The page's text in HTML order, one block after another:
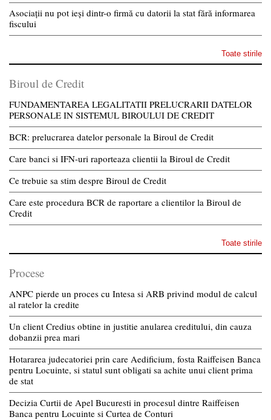
Asociații nu pot ieși dintr-o firmă cu datorii la stat fără informarea
fiscului
Toate stirile
Biroul de Credit
FUNDAMENTAREA LEGALITATII PRELUCRARII DATELOR
PERSONALE IN SISTEMUL BIROULUI DE CREDIT
BCR: prelucrarea datelor personale la Biroul de Credit
Care banci si IFN-uri raporteaza clientii la Biroul de Credit
Ce trebuie sa stim despre Biroul de Credit
Care este procedura BCR de raportare a clientilor la Biroul de
Credit
Toate stirile
Procese
ANPC pierde un proces cu Intesa si ARB privind modul de calcul
al ratelor la credite
Un client Credius obtine in justitie anularea creditului, din cauza
dobanzii prea mari
Hotararea judecatoriei prin care Aedificium, fosta Raiffeisen Banca
pentru Locuinte, si statul sunt obligati sa achite unui client prima
de stat
Decizia Curtii de Apel Bucuresti in procesul dintre Raiffeisen
Banca pentru Locuinte si Curtea de Conturi